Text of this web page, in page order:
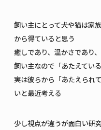
飼い主にとって犬や猫は家
から得ていると思う
癒しであり、温かさであり
飼い主なので「あたえてい
実は彼らから「あたえられ
いと最近考える
少し視点が違うが面白い研